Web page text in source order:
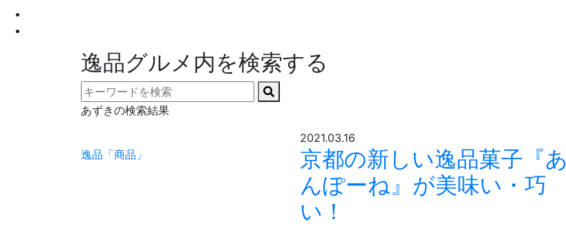
逸品グルメ内を検索する
あずきの検索結果
逸品「商品」
2021.03.16
京都の新しい逸品菓子『あ
んぽーね』が美味い・巧
い！